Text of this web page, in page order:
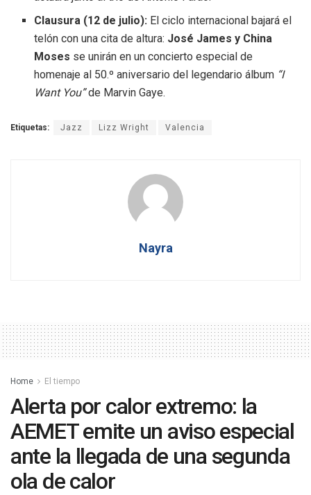
Clausura (12 de julio): El ciclo internacional bajará el
telón con una cita de altura: José James y China
Moses se unirán en un concierto especial de
homenaje al 50.º aniversario del legendario álbum “I
Want You”de Marvin Gaye.
Etiquetas: Jazz Lizz Wright Valencia
Nayra
Home El tiempo
Alerta por calor extremo: la
AEMET emite un aviso especial
ante la llegada de una segunda
ola de calor